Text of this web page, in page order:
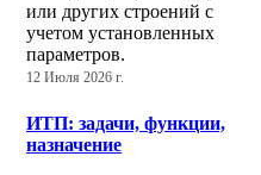
или других строений с
учетом установленных
параметров.
12 Июля 2026 г.
ИТП: задачи, функции,
назначение